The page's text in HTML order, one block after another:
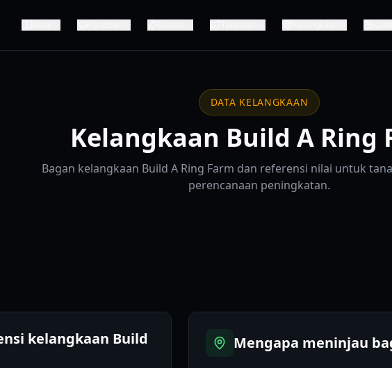
DATA KELANGKAAN
Kelangkaan Build A Ring
Bagan kelangkaan Build A Ring Farm dan referensi nilai untuk
perencanaan peningkatan.
kelangkaan Build
Mengapa meninjau